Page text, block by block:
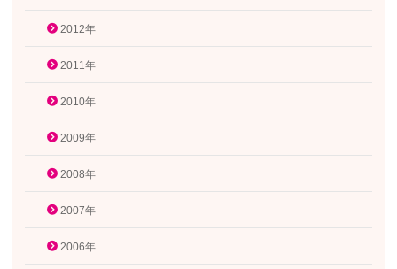
2012年
2011年
2010年
2009年
2008年
2007年
2006年